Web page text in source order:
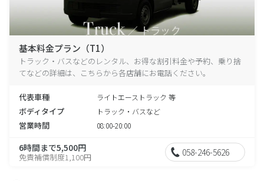
基本料金プラン（T1）
トラック・バスなどのレンタル、お得な割引料金や予約、乗り捨
てなどの詳細は、こちらから各店舗にお電話ください。
代表車種 ライトエーストラック 等
ボディタイプ トラック・バスなど
営業時間 08:00-20:00
6時間まで5,500円
免責補償制度1,100円 058-246-5626